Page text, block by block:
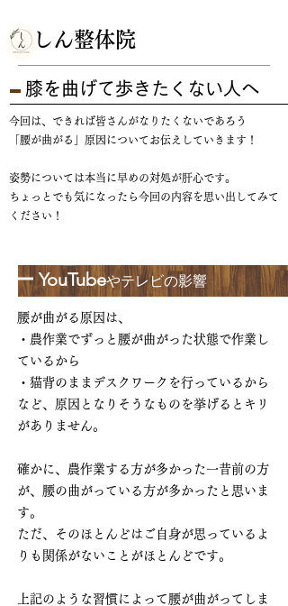
​しん整体院
膝を曲げて歩きたくない人へ
今回は、できれば皆さんがなりたくないであろう
「腰が曲がる」原因についてお伝えしていきます！
姿勢については本当に早めの対処が肝心です。
ちょっとでも気になったら今回の内容を思い出してみて
ください！
ー YouTubeやテレビの影響
腰が曲がる原因は、
・農作業でずっと腰が曲がった状態で作業し
ているから
・猫背のままデスクワークを行っているから
など、原因となりそうなものを挙げるとキリ
がありません。
確かに、農作業する方が多かった一昔前の方
が、腰の曲がっている方が多かったと思いま
す。
ただ、そのほとんどはご自身が思っているよ
りも関係がないことがほとんどです。
上記のような習慣によって腰が曲がってしま